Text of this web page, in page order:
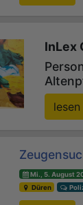
InLex
lesen
Mi., 5. August
Düren